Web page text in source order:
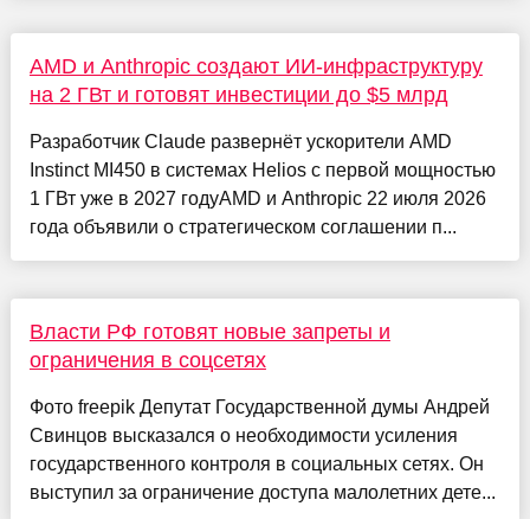
AMD и Anthropic создают ИИ-инфраструктуру
на 2 ГВт и готовят инвестиции до $5 млрд
Разработчик Claude развернёт ускорители AMD
Instinct MI450 в системах Helios с первой мощностью
1 ГВт уже в 2027 годуAMD и Anthropic 22 июля 2026
года объявили о стратегическом соглашении п...
Власти РФ готовят новые запреты и
ограничения в соцсетях
Фото freepik Депутат Государственной думы Андрей
Свинцов высказался о необходимости усиления
государственного контроля в социальных сетях. Он
выступил за ограничение доступа малолетних дете...